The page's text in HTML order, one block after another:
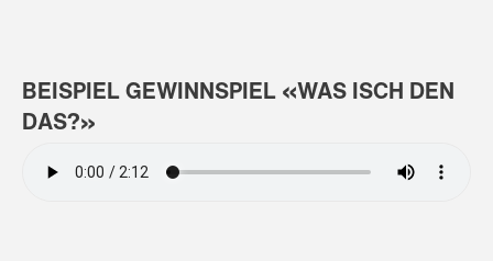
BEISPIEL GEWINNSPIEL «WAS ISCH DEN
DAS?»